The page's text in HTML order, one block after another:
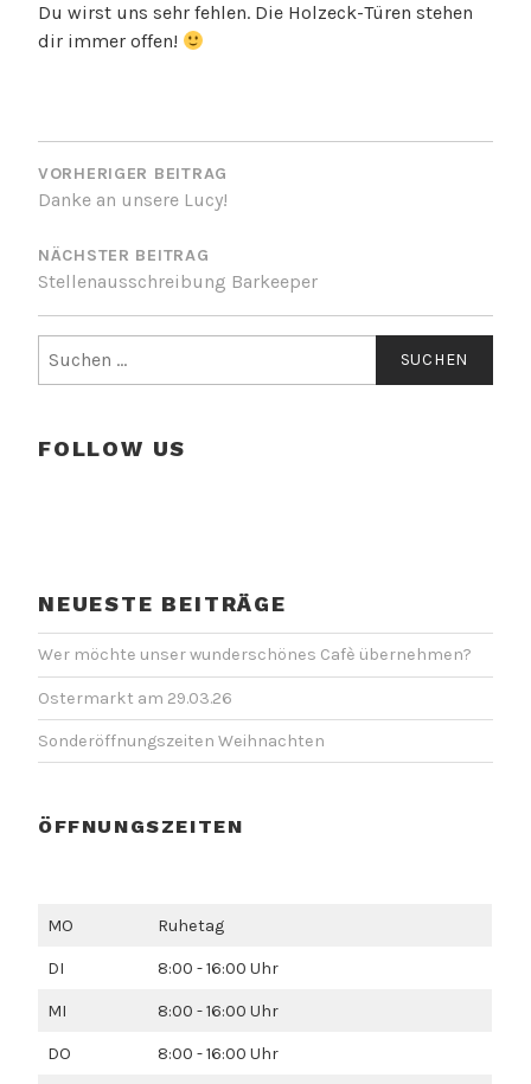
Du wirst uns sehr fehlen. Die Holzeck-Türen stehen
dir immer offen!
BEITRAGSNAVIGATION
VORHERIGER BEITRAG
Danke an unsere Lucy!
NÄCHSTER BEITRAG
Stellenausschreibung Barkeeper
nach:
FOLLOW US
NEUESTE BEITRÄGE
Wer möchte unser wunderschönes Cafè übernehmen?
Ostermarkt am 29.03.26
Sonderöffnungszeiten Weihnachten
ÖFFNUNGSZEITEN
MO Ruhetag
DI 8:00 - 16:00 Uhr
MI 8:00 - 16:00 Uhr
DO 8:00 - 16:00 Uhr